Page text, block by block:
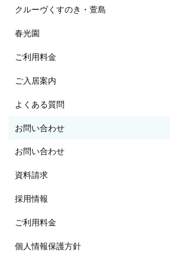
クルーヴくすのき・萱島
春光園
ご利用料金
ご入居案内
よくある質問
お問い合わせ
お問い合わせ
資料請求
採用情報
ご利用料金
個人情報保護方針